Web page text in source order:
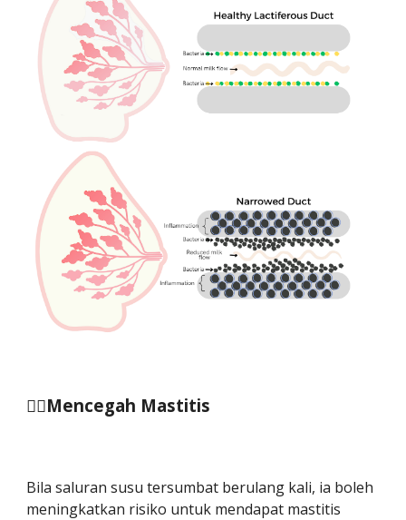
🙅‍♀️Mencegah Mastitis
Bila saluran susu tersumbat berulang kali, ia boleh
meningkatkan risiko untuk mendapat mastitis